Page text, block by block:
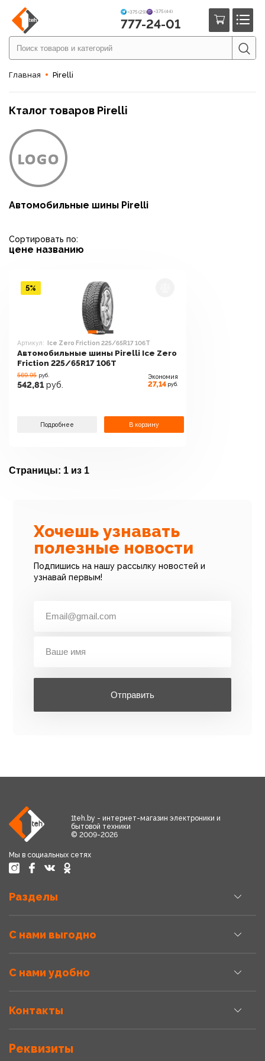
+375 (29) +375 (44)
777-24-01
Главная Pirelli
Кталог товаров Pirelli
Автомобильные шины Pirelli
Сортировать по:
цене названию
Артикул: Ice Zero Friction 225/65R17 106T
Автомобильные шины Pirelli Ice Zero
Friction 225/65R17 106T
569.95 руб.
542,81 руб.
Экономия
27,14 руб.
Подробнее В корзину
5%
Страницы: 1 из 1
Хочешь узнавать
полезные новости
Подпишись на нашу рассылку новостей и
узнавай первым!
Отправить
1teh.by - интернет-магазин электроники и
бытовой техники
© 2009-2026
Мы в социальных сетях
Разделы
С нами выгодно
С нами удобно
Контакты
Реквизиты